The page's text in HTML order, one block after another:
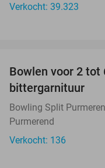
Verkocht: 39.323
Bowlen voor 2 tot
bittergarnituur
Bowling Split
Purmerend
Verkocht: 136